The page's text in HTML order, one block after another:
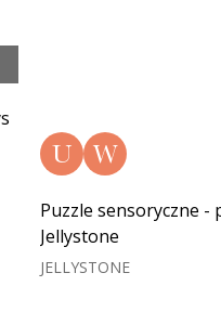
U W
Puzzle sensoryczne -
Jellystone
JELLYSTONE